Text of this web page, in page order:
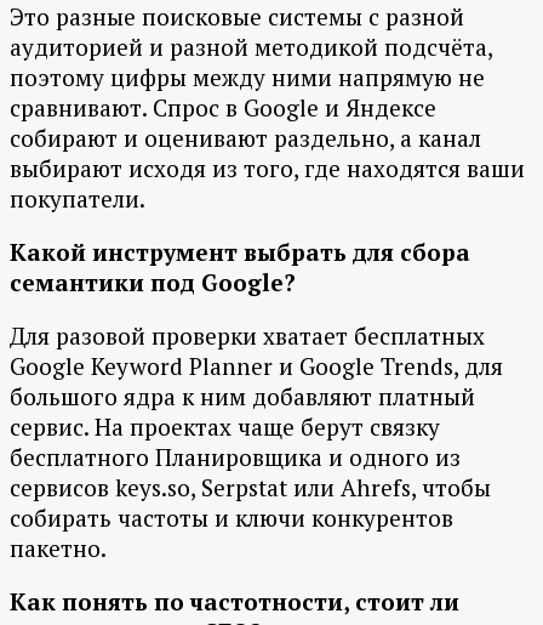
Это разные поисковые системы с разной
аудиторией и разной методикой подсчёта,
поэтому цифры между ними напрямую не
сравнивают. Спрос в Google и Яндексе
собирают и оценивают раздельно, а канал
выбирают исходя из того, где находятся ваши
покупатели.
Какой инструмент выбрать для сбора
семантики под Google?
Для разовой проверки хватает бесплатных
Google Keyword Planner и Google Trends, для
большого ядра к ним добавляют платный
сервис. На проектах чаще берут связку
бесплатного Планировщика и одного из
сервисов keys.so, Serpstat или Ahrefs, чтобы
собирать частоты и ключи конкурентов
пакетно.
Как понять по частотности, стоит ли